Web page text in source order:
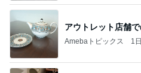
アウトレット店舗
Amebaトピックス 1